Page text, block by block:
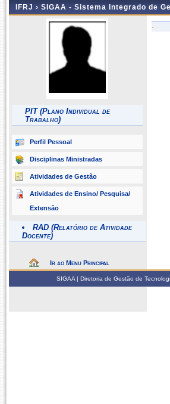
IFRJ › SIGAA - Sistema Integrado de
PIT (Plano Individual de
Trabalho)
Perfil Pessoal
Disciplinas Ministradas
Atividades de Gestão
Atividades de Ensino/ Pesquisa/
Extensão
RAD (Relatório de Atividade
Docente)
Ir ao Menu Principal
-
SIGAA | Diretoria de Gestão de